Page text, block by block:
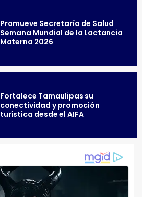
Promueve Secretaría de Salud
Semana Mundial de la Lactancia
Materna 2026
Fortalece Tamaulipas su
conectividad y promoción
turística desde el AIFA